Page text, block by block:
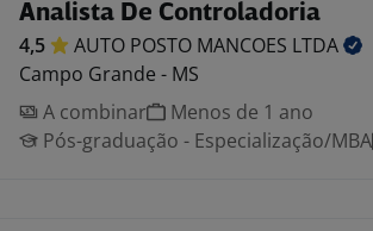
Analista De Controladoria
4,5 AUTO POSTO MANCOES LTDA
Campo Grande - MS
A combinar
Menos de 1 ano
Pós-graduação - Especialização/MBA